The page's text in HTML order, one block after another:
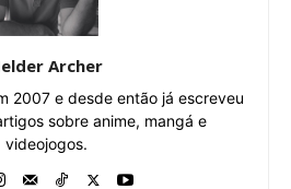
Archer
2007 e desde então já escreveu
sobre anime, mangá e
videojogos.